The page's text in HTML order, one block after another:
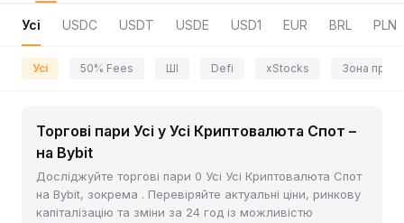
Усі USDC USDT USDE USD1 EUR BRL PLN
Усі 50% Fees ШІ Defi xStocks Зона
Торгові пари Усі у Усі Криптовалюта Спот –
на Bybit
Досліджуйте торгові пари 0 Усі Усі Криптовалюта Спот
на Bybit, зокрема . Перевіряйте актуальні ціни, ринкову
капіталізацію та зміни за 24 год із можливістю